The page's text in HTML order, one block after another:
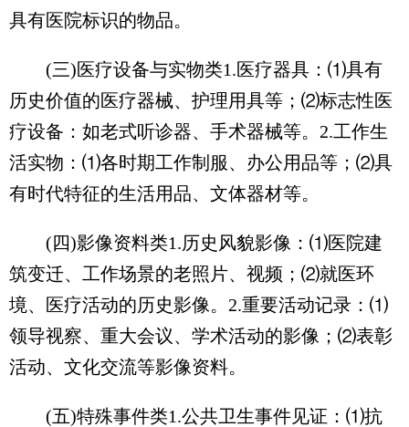
具有医院标识的物品。
(三)医疗设备与实物类1.医疗器具：⑴具有
历史价值的医疗器械、护理用具等；⑵标志性医
疗设备：如老式听诊器、手术器械等。2.工作生
活实物：⑴各时期工作制服、办公用品等；⑵具
有时代特征的生活用品、文体器材等。
(四)影像资料类1.历史风貌影像：⑴医院建
筑变迁、工作场景的老照片、视频；⑵就医环
境、医疗活动的历史影像。2.重要活动记录：⑴
领导视察、重大会议、学术活动的影像；⑵表彰
活动、文化交流等影像资料。
(五)特殊事件类1.公共卫生事件见证：⑴抗